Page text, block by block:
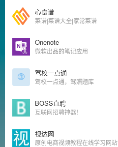
心食谱
菜谱|菜谱大全|家常菜谱
Onenote
微软出品的笔记应用
驾校一点通
驾校一点通，驾照题库
BOSS直聘
互联网招聘神器！
视达网
原创电商视频教程在线学习网站